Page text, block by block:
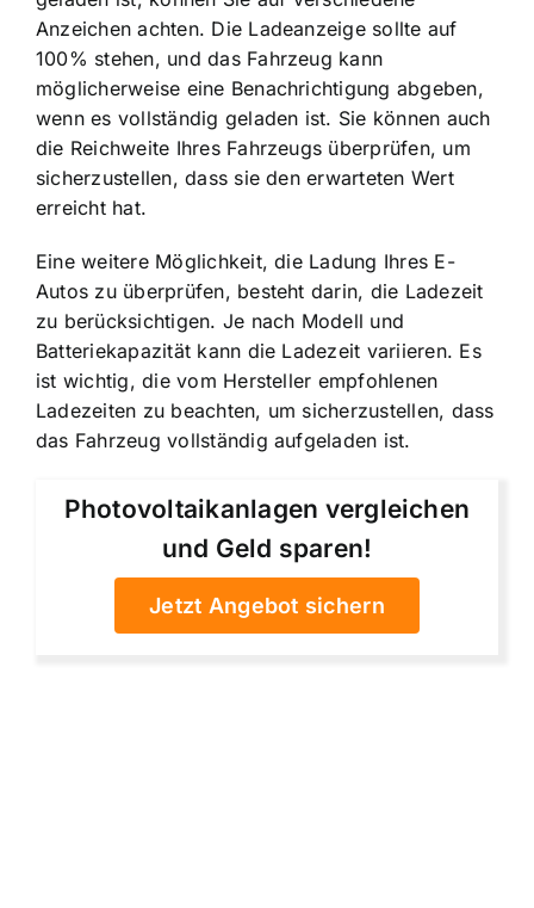
Anzeichen achten. Die Ladeanzeige sollte auf
100% stehen, und das Fahrzeug kann
möglicherweise eine Benachrichtigung abgeben,
wenn es vollständig geladen ist. Sie können auch
die Reichweite Ihres Fahrzeugs überprüfen, um
sicherzustellen, dass sie den erwarteten Wert
erreicht hat.
Eine weitere Möglichkeit, die Ladung Ihres E-
Autos zu überprüfen, besteht darin, die Ladezeit
zu berücksichtigen. Je nach Modell und
Batteriekapazität kann die Ladezeit variieren. Es
ist wichtig, die vom Hersteller empfohlenen
Ladezeiten zu beachten, um sicherzustellen, dass
das Fahrzeug vollständig aufgeladen ist.
Photovoltaikanlagen vergleichen
und Geld sparen!
Jetzt Angebot sichern